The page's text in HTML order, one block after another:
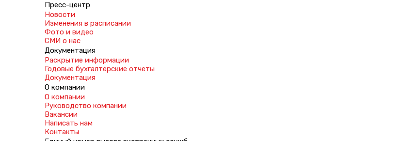
Пресс-центр
Новости
Изменения в расписании
Фото и видео
СМИ о нас
Документация
Раскрытие информации
Годовые бухгалтерские отчеты
Документация
О компании
О компании
Руководство компании
Вакансии
Написать нам
Контакты